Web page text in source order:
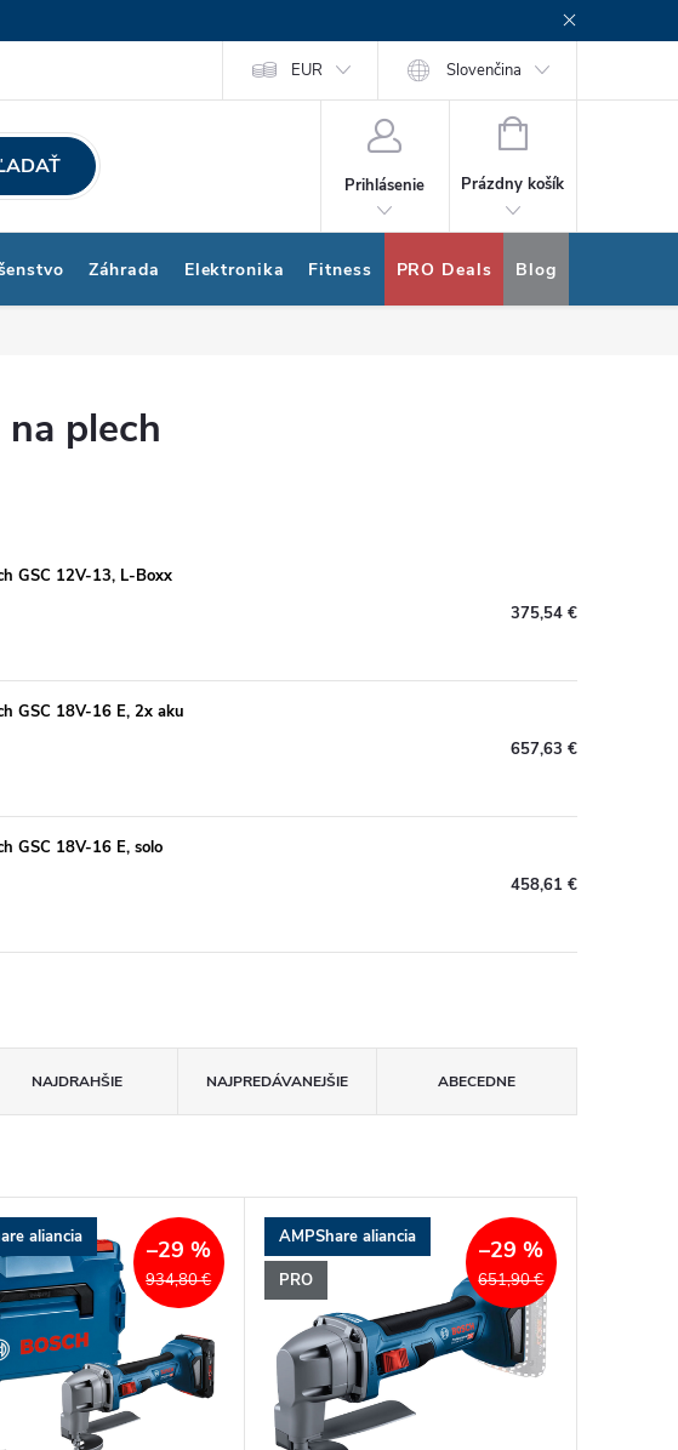
Nákup na splátky Quatro
EUR Slovenčina
Prihlásenie
NÁKUPNÝ
Prázdny košík
Záhrada Elektronika Fitness PRO Deals Blog
plech
GSC 12V-13, L-Boxx
375,54 €
GSC 18V-16 E, 2x aku
657,63 €
GSC 18V-16 E, solo
458,61 €
NAJDRAHŠIE NAJPREDÁVANEJŠIE ABECEDNE
aliancia
934,80 €
–29 %
AMPShare aliancia
PRO
651,90 €
–29 %